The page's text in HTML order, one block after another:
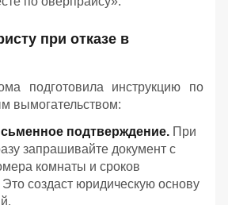
при отказе в
подготовила инструкцию по
вымогательством:
подтверждение. При
запрашивайте документ с
комнаты и сроков
создаст юридическую основу